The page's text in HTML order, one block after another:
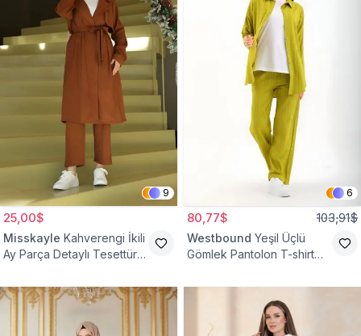
9
25,00$
Misskayle Kahverengi İkili
Ay Parça Detaylı Tesettür
6
80,77$ 103,91$
Westbound Yeşil Üçlü
Gömlek Pantolon T-shirt